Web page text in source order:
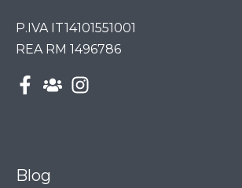
P.IVA IT14101551001
REA RM 1496786
Blog